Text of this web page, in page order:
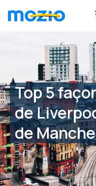
Top 5
de
de